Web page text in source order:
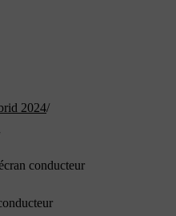
2024/
conducteur